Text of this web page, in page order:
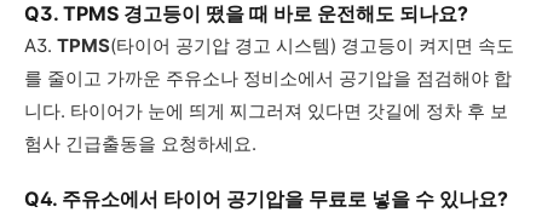
Q3. TPMS 경고등이 떴을 때 바로 운전해도 되나요?
A3. TPMS(타이어 공기압 경고 시스템) 경고등이 켜지면 속도
를 줄이고 가까운 주유소나 정비소에서 공기압을 점검해야 합
니다. 타이어가 눈에 띄게 찌그러져 있다면 갓길에 정차 후 보
험사 긴급출동을 요청하세요.
Q4. 주유소에서 타이어 공기압을 무료로 넣을 수 있나요?